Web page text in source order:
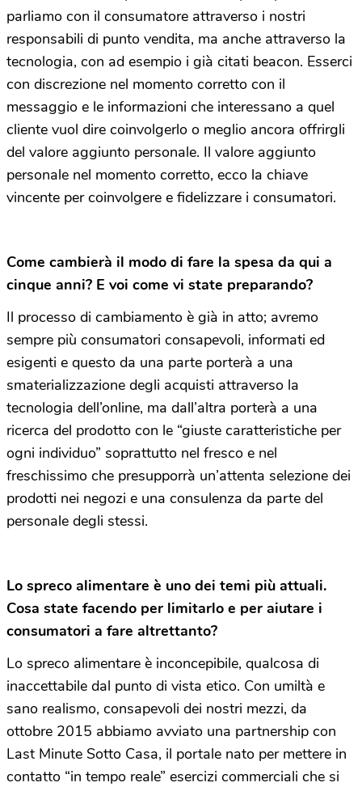
parliamo con il consumatore attraverso i nostri
responsabili di punto vendita, ma anche attraverso la
tecnologia, con ad esempio i già citati beacon. Esserci
con discrezione nel momento corretto con il
messaggio e le informazioni che interessano a quel
cliente vuol dire coinvolgerlo o meglio ancora offrirgli
del valore aggiunto personale. Il valore aggiunto
personale nel momento corretto, ecco la chiave
vincente per coinvolgere e fidelizzare i consumatori.
Come cambierà il modo di fare la spesa da qui a
cinque anni? E voi come vi state preparando?
Il processo di cambiamento è già in atto; avremo
sempre più consumatori consapevoli, informati ed
esigenti e questo da una parte porterà a una
smaterializzazione degli acquisti attraverso la
tecnologia dell’online, ma dall’altra porterà a una
ricerca del prodotto con le “giuste caratteristiche per
ogni individuo” soprattutto nel fresco e nel
freschissimo che presupporrà un’attenta selezione dei
prodotti nei negozi e una consulenza da parte del
personale degli stessi.
Lo spreco alimentare è uno dei temi più attuali.
Cosa state facendo per limitarlo e per aiutare i
consumatori a fare altrettanto?
Lo spreco alimentare è inconcepibile, qualcosa di
inaccettabile dal punto di vista etico. Con umiltà e
sano realismo, consapevoli dei nostri mezzi, da
ottobre 2015 abbiamo avviato una partnership con
Last Minute Sotto Casa, il portale nato per mettere in
contatto “in tempo reale” esercizi commerciali che si